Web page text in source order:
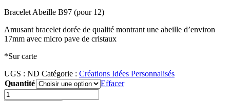
prix :
à
$162.00
Bracelet Abeille B97 (pour 12)
Amusant bracelet dorée de qualité montrant une abeille d’environ
17mm avec micro pave de cristaux
*Sur carte
UGS : ND Catégorie : Créations Idées Personnalisés
Quantité
Effacer